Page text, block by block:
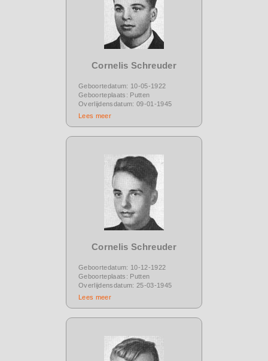
Cornelis Schreuder
Geboortedatum: 10-05-1922
Geboorteplaats: Putten
Overlijdensdatum: 09-01-1945
Lees meer
Cornelis Schreuder
Geboortedatum: 10-12-1922
Geboorteplaats: Putten
Overlijdensdatum: 25-03-1945
Lees meer